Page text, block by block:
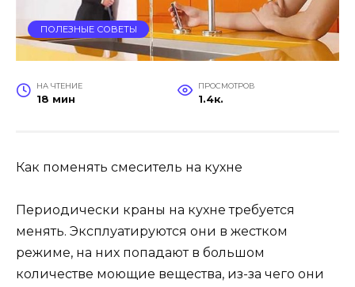
ПОЛЕЗНЫЕ СОВЕТЫ
НА ЧТЕНИЕ
18 мин
ПРОСМОТРОВ
1.4к.
Как поменять смеситель на кухне
Периодически краны на кухне требуется
менять. Эксплуатируются они в жестком
режиме, на них попадают в большом
количестве моющие вещества, из-за чего они